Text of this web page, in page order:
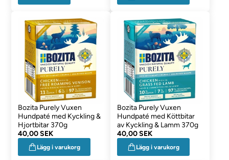
Bozita Purely Vuxen
Hundpaté med Kyckling &
Hjortbitar 370g
40,00 SEK
Lägg i varukorg
Bozita Purely Vuxen
Hundpaté med Köttbitar
av Kyckling & Lamm 370g
40,00 SEK
Lägg i varukorg